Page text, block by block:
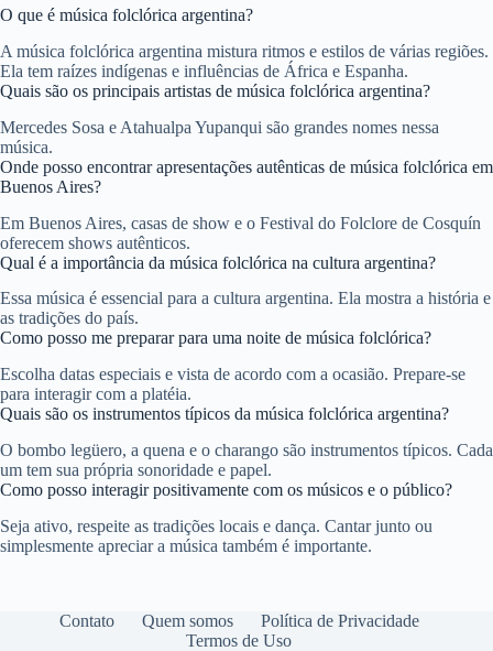
O que é música folclórica argentina?
A música folclórica argentina mistura ritmos e estilos de várias regiões.
Ela tem raízes indígenas e influências de África e Espanha.
Quais são os principais artistas de música folclórica argentina?
Mercedes Sosa e Atahualpa Yupanqui são grandes nomes nessa
música.
Onde posso encontrar apresentações autênticas de música folclórica em
Buenos Aires?
Em Buenos Aires, casas de show e o Festival do Folclore de Cosquín
oferecem shows autênticos.
Qual é a importância da música folclórica na cultura argentina?
Essa música é essencial para a cultura argentina. Ela mostra a história e
as tradições do país.
Como posso me preparar para uma noite de música folclórica?
Escolha datas especiais e vista de acordo com a ocasião. Prepare-se
para interagir com a platéia.
Quais são os instrumentos típicos da música folclórica argentina?
O bombo legüero, a quena e o charango são instrumentos típicos. Cada
um tem sua própria sonoridade e papel.
Como posso interagir positivamente com os músicos e o público?
Seja ativo, respeite as tradições locais e dança. Cantar junto ou
simplesmente apreciar a música também é importante.
Contato Quem somos
Política de Privacidade
Termos de Uso